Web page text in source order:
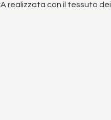
realizzata con il tessuto dei